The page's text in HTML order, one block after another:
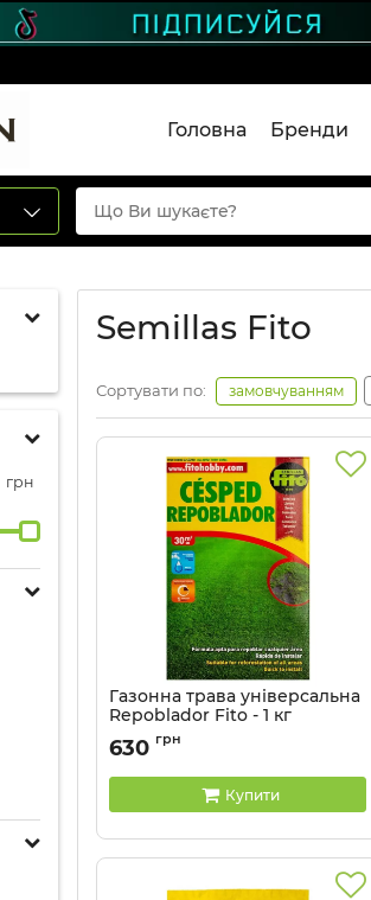
Головна Бренди
грн
Semillas Fito
Сортувати по: замовчуванням
Газонна трава універсальна
Repoblador Fito - 1 кг
630 грн
Купити